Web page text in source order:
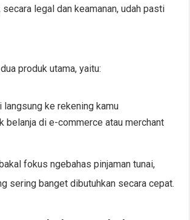
secara legal dan keamanan, udah pasti
produk utama, yaitu:
langsung ke rekening kamu
belanja di e-commerce atau merchant
fokus ngebahas pinjaman tunai,
sering banget dibutuhkan secara cepat.